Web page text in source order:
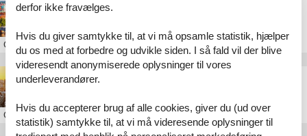
Feriebolig i Prag
Om
Feriebolig i Tjekkiet
OmTjekkiet
derfor ikke fravælges.
Hvis du giver samtykke til, at vi må opsamle statistik, hjælper
du os med at forbedre og udvikle siden. I så fald vil der blive
videresendt anonymiserede oplysninger til vores
underleverandører.
Hvis du accepterer brug af alle cookies, giver du (ud over
statistik) samtykke til, at vi må videresende oplysninger til